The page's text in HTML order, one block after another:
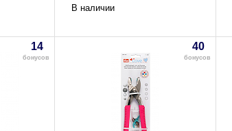
В наличии
14
бонусов
40
бонусов